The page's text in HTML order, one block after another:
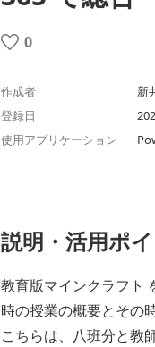
0
作成者
新
登録日
使用アプリケーション
説明・活用ポ
教育版マインクラフト
時の授業の概要とその
こちらは、八班分と教